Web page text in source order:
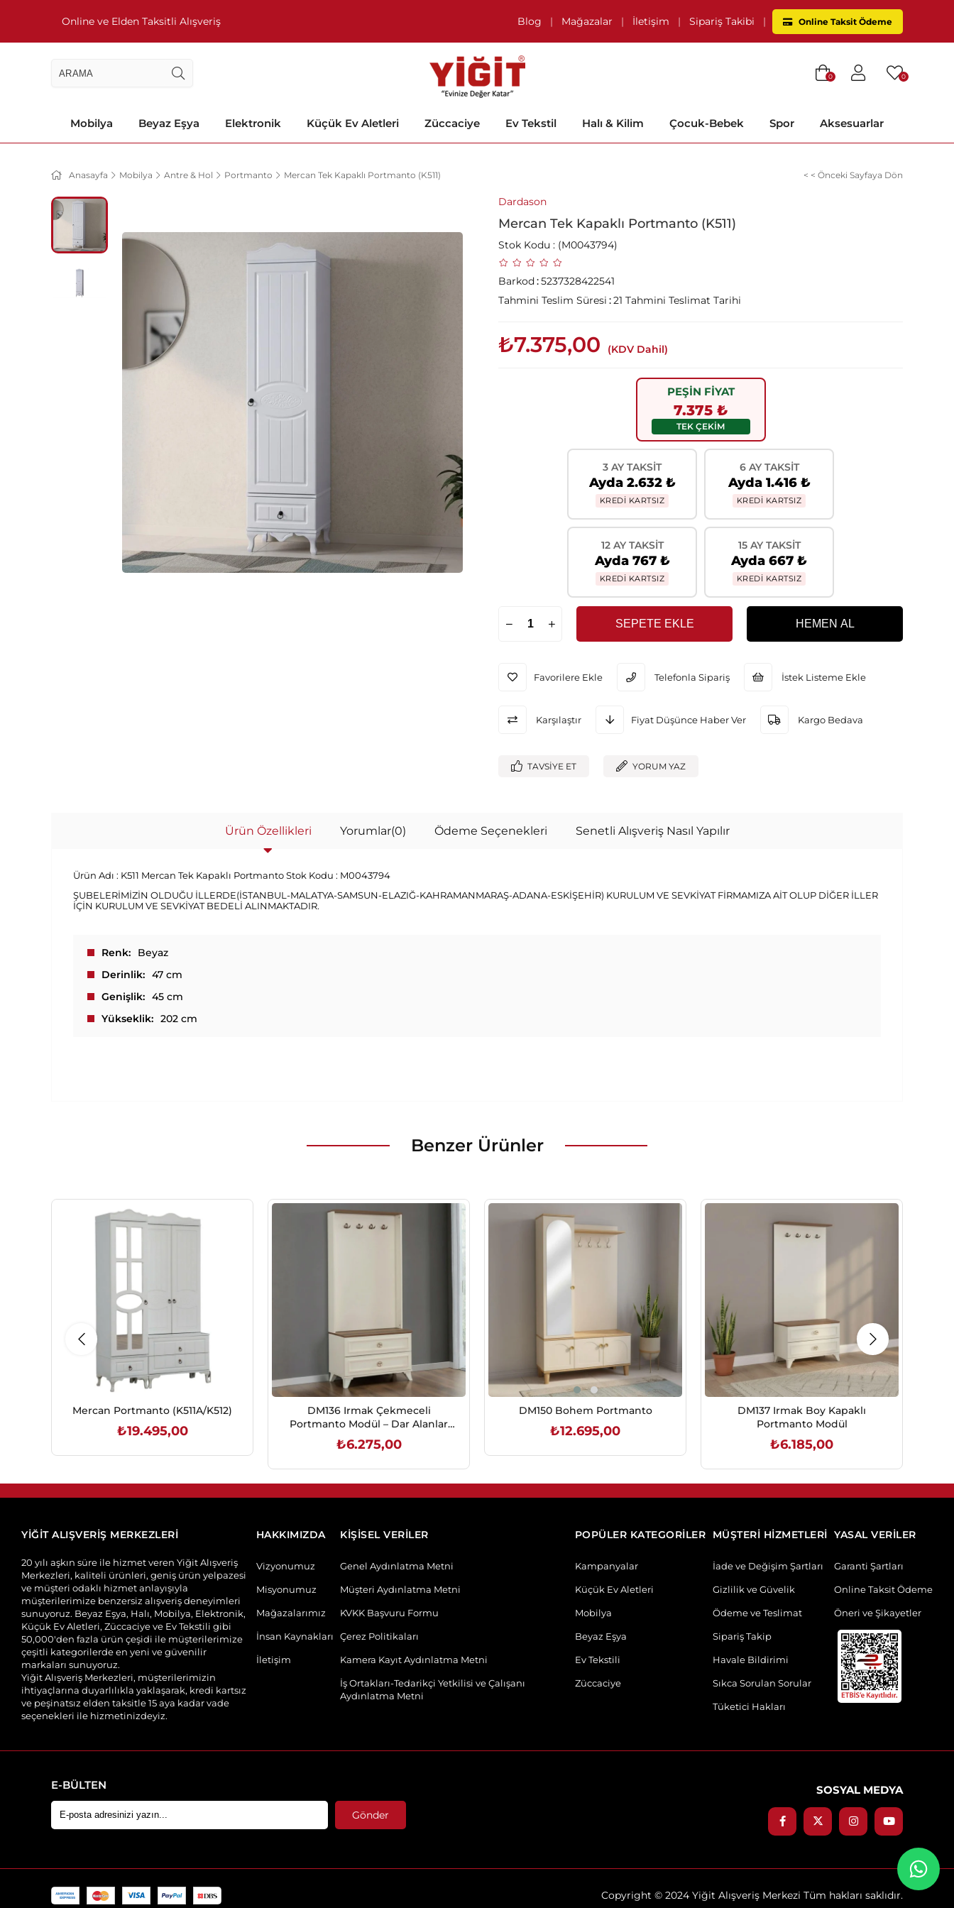
Online ve Elden Taksitli Alışveriş Blog | Mağazalar | İletişim | Sipariş Takibi | Online Taksit Ödeme
0
0
Mobilya Beyaz Eşya Elektronik Küçük Ev Aletleri Züccaciye Ev Tekstil Halı & Kilim Çocuk-Bebek Spor Aksesuarlar
Anasayfa Mobilya Antre & Hol Portmanto Mercan Tek Kapaklı Portmanto (K511) < < Önceki Sayfaya Dön
Dardason
Mercan Tek Kapaklı Portmanto (K511)
Stok Kodu (M0043794)
Barkod:5237328422541
Tahmini Teslim Süresi :21 Tahmini Teslimat Tarihi
₺7.375,00 (KDV Dahil)
PEŞİN FİYAT
7.375 ₺
TEK ÇEKİM
3 AY TAKSIT
Ayda 2.632 ₺
KREDİ KARTSIZ
6 AY TAKSIT
Ayda 1.416 ₺
KREDİ KARTSIZ
12 AY TAKSIT
Ayda 767 ₺
KREDİ KARTSIZ
15 AY TAKSIT
Ayda 667 ₺
KREDİ KARTSIZ
Favorilere Ekle Telefonla Sipariş İstek Listeme Ekle
Karşılaştır Fiyat Düşünce Haber Ver Kargo Bedava
TAVSIYE ET YORUM YAZ
Ürün Özellikleri Yorumlar(0) Ödeme Seçenekleri Senetli Alışveriş Nasıl Yapılır
Ürün Adı : K511 Mercan Tek Kapaklı Portmanto Stok Kodu : M0043794
ŞUBELERİMİZİN OLDUĞU İLLERDE(İSTANBUL-MALATYA-SAMSUN-ELAZIĞ-KAHRAMANMARAŞ-ADANA-ESKİŞEHİR) KURULUM VE SEVKİYAT FİRMAMIZA AİT OLUP DİĞER İLLER
İÇİN KURULUM VE SEVKİYAT BEDELİ ALINMAKTADIR.
Renk
Beyaz
Derinlik
47 cm
Genişlik
45 cm
Yükseklik
202 cm
Benzer Ürünler
Mercan Portmanto (K511A/K512)
₺19.495,00
DM136 Irmak Çekmeceli
Portmanto Modül – Dar Alanlar
İçin Fonksiyonel Çözüm
₺6.275,00
DM150 Bohem Portmanto
₺12.695,00
DM137 Irmak Boy Kapaklı
Portmanto Modül
₺6.185,00
YİĞİT ALIŞVERİŞ MERKEZLERİ
20 yılı aşkın süre ile hizmet veren Yiğit Alışveriş
Merkezleri, kaliteli ürünleri, geniş ürün yelpazesi
ve müşteri odaklı hizmet anlayışıyla
müşterilerimize benzersiz alışveriş deneyimleri
sunuyoruz. Beyaz Eşya, Halı, Mobilya, Elektronik,
Küçük Ev Aletleri, Züccaciye ve Ev Tekstili gibi
50,000'den fazla ürün çeşidi ile müşterilerimize
çeşitli kategorilerde en yeni ve güvenilir
markaları sunuyoruz.
Yiğit Alışveriş Merkezleri, müşterilerimizin
ihtiyaçlarına duyarlılıkla yaklaşarak, kredi kartsız
ve peşinatsız elden taksitle 15 aya kadar vade
seçenekleri ile hizmetinizdeyiz.
HAKKIMIZDA
Vizyonumuz
Misyonumuz
Mağazalarımız
İnsan Kaynakları
İletişim
KİŞİSEL VERİLER
Genel Aydınlatma Metni
Müşteri Aydınlatma Metni
KVKK Başvuru Formu
Çerez Politikaları
Kamera Kayıt Aydınlatma Metni
İş Ortakları-Tedarikçi Yetkilisi ve Çalışanı
Aydınlatma Metni
POPÜLER KATEGORİLER
Kampanyalar
Küçük Ev Aletleri
Mobilya
Beyaz Eşya
Ev Tekstili
Züccaciye
MÜŞTERİ HİZMETLERİ
İade ve Değişim Şartları
Gizlilik ve Güvelik
Ödeme ve Teslimat
Sipariş Takip
Havale Bildirimi
Sıkca Sorulan Sorular
Tüketici Hakları
YASAL VERİLER
Garanti Şartları
Online Taksit Ödeme
Öneri ve Şikayetler
E-BÜLTEN
Gönder
SOSYAL MEDYA
Copyright © 2024 Yiğit Alışveriş Merkezi Tüm hakları saklıdır.